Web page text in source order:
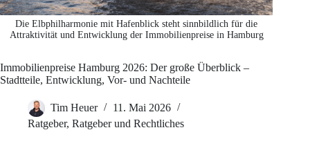
Die Elbphilharmonie mit Hafenblick steht sinnbildlich für die
Attraktivität und Entwicklung der Immobilienpreise in Hamburg
Immobilienpreise Hamburg 2026: Der große Überblick –
Stadtteile, Entwicklung, Vor- und Nachteile
Tim Heuer
11. Mai 2026
Ratgeber, Ratgeber und Rechtliches